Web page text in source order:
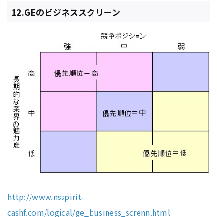
12.GEのビジネススクリーン
http://www.nsspirit-
cashf.com/logical/ge_business_screnn.html